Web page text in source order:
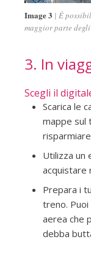
Image 3
È
maggior parte
3. In
Scegli il
Scarica le
mappe sul
Utilizza un
acquistare
Prepara i
treno. Puoi
aerea che
debba